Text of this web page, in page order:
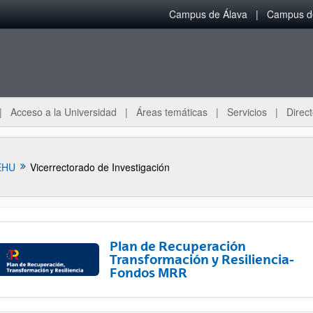
Campus de Álava Campus
Acceso a la Universidad Áreas temáticas Servicios
Vicerrectorado de Investigación
subpáginas
Plan de Recuperación
Transformación y Resiliencia-
Fondos MRR